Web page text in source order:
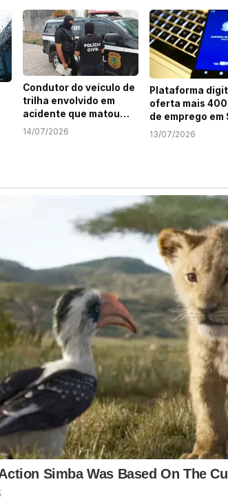
Condutor do veículo de
trilha envolvido em
acidente que matou
motociclista em SE é
14/07/2026
Plataforma
oferta mais
de emprego em
13/07/2026